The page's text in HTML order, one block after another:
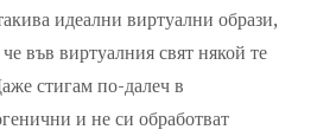
идеални виртуални образи,
във виртуалния свят някой те
стигам по-далеч в
и не си обработват